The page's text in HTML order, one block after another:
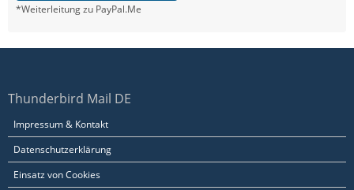
*Weiterleitung zu PayPal.Me
Thunderbird Mail DE
Impressum & Kontakt
Datenschutzerklärung
Einsatz von Cookies